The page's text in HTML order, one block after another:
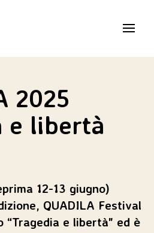
2025
e libertà
12-13 giugno)
QUADILA Festival
“Tragedia e libertà" ed è